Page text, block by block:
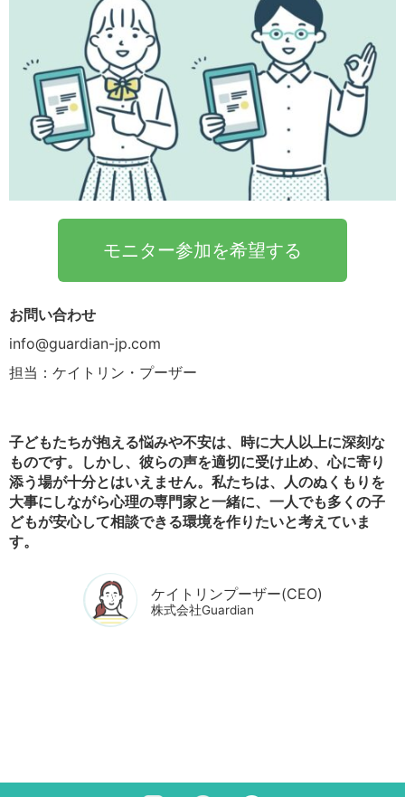
モニター参加を希望する
お問い合わせ
info@guardian-jp.com
担当：ケイトリン・プーザー
子どもたちが抱える悩みや不安は、時に大人以上に深刻な
ものです。しかし、彼らの声を適切に受け止め、心に寄り
添う場が十分とはいえません。私たちは、人のぬくもりを
大事にしながら心理の専門家と一緒に、一人でも多くの子
どもが安心して相談できる環境を作りたいと考えていま
す。
ケイトリンプーザー(CEO)
株式会社Guardian